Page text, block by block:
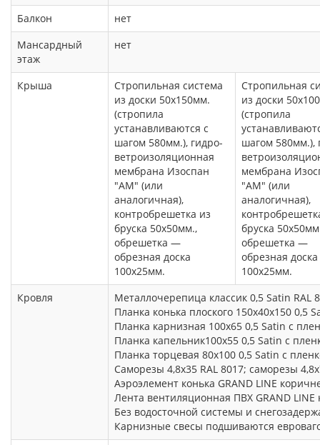
Балкон
нет
Мансардный
этаж
нет
Крыша
Стропильная система
из доски 50х150мм.
(стропила
устанавливаются с
шагом 580мм.), гидро-
ветроизоляционная
мембрана Изоспан
"АМ" (или
аналогичная),
контробрешетка из
бруска 50х50мм.,
обрешетка —
обрезная доска
100х25мм.
Стропильная
из доски
(стропила
шагом 580мм.),
мембрана
"АМ" (или
аналогичная),
бруска
обрешетка —
обрезная доска
100х25мм.
Кровля
Металлочерепица классик 0,5 Satin
Планка конька плоского 150х40х150 0,5
Планка карнизная 100х65 0,5 Satin с
Планка капельник100х55 0,5 Satin с
Планка торцевая 80х100 0,5 Satin с
Саморезы 4,8х35 RAL 8017; саморезы
Аэроэлемент конька GRAND LINE
Лента вентиляционная ПВХ GRAND
Без водосточной системы и
Карнизные свесы подшиваются